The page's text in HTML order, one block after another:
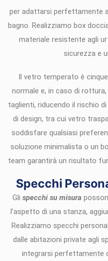
per adattarsi perfettamente
bagno. Realizziamo box
materiale resistente agli
sicurezza e
Il vetro temperato è
normale e, in caso di
taglienti, riducendo il rischio
di design, tra cui vetro
soddisfare qualsiasi
soluzione minimalista o un
team garantirà un risultato
Specchi
Gli specchi su misura
l’aspetto di una stanza,
Realizziamo specchi
dalle abitazioni private agli
integrarsi perfettamente